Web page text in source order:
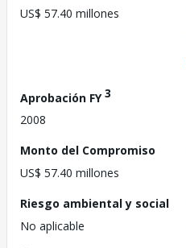
US$ 57.40 millones
Aprobación FY3
2008
Monto del Compromiso
US$ 57.40 millones
Riesgo ambiental y social
No aplicable